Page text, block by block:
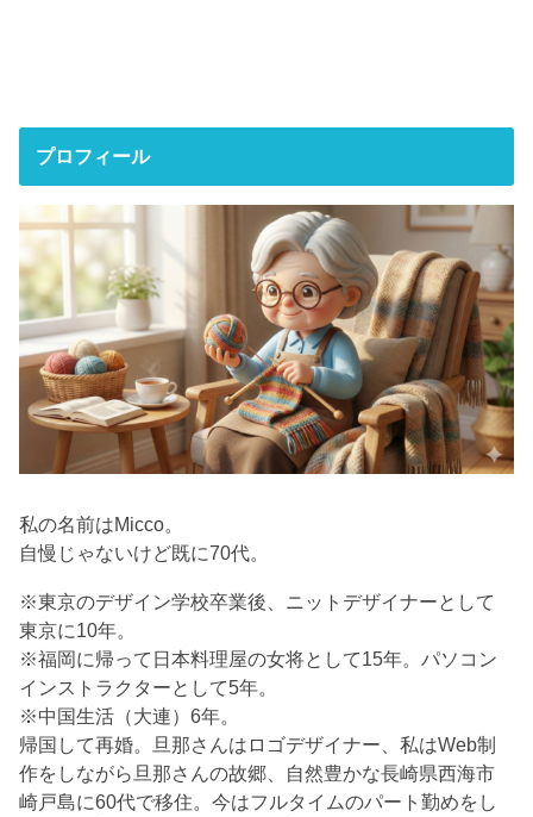
プロフィール
私の名前はMicco。
自慢じゃないけど既に70代。
※東京のデザイン学校卒業後、ニットデザイナーとして
東京に10年。
※福岡に帰って日本料理屋の女将として15年。パソコン
インストラクターとして5年。
※中国生活（大連）6年。
帰国して再婚。旦那さんはロゴデザイナー、私はWeb制
作をしながら旦那さんの故郷、自然豊かな長崎県西海市
崎戸島に60代で移住。今はフルタイムのパート勤めをし